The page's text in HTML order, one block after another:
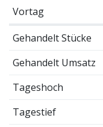
Vortag
Gehandelt Stücke
Gehandelt Umsatz
Tageshoch
Tagestief